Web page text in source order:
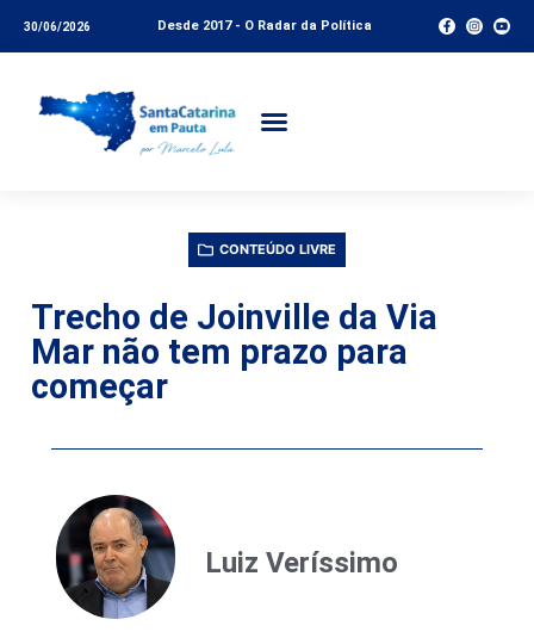
30/06/2026 Desde 2017 - O Radar da Política
CONTEÚDO LIVRE
Trecho de Joinville da Via
Mar não tem prazo para
começar
Luiz Veríssimo